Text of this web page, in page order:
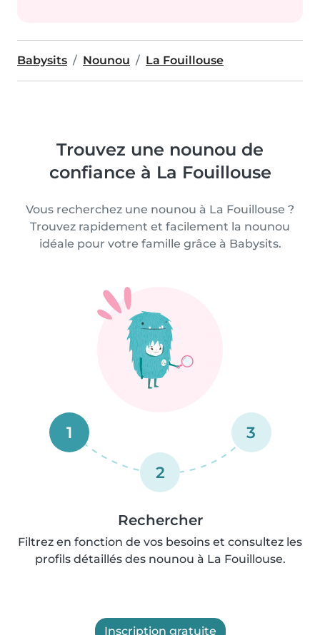
Babysits Nounou La Fouillouse
Trouvez une nounou de
confiance à La Fouillouse
Vous recherchez une nounou à La Fouillouse ?
Trouvez rapidement et facilement la nounou
idéale pour votre famille grâce à Babysits.
1
2
3
Rechercher
Filtrez en fonction de vos besoins et consultez les
profils détaillés des nounou à La Fouillouse.
Inscription gratuite